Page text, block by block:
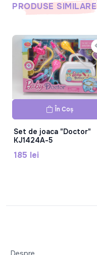
PRODUSE SIMILARE
În Coș
Set de joaca "Doctor"
KJ1424A-5
185 lei